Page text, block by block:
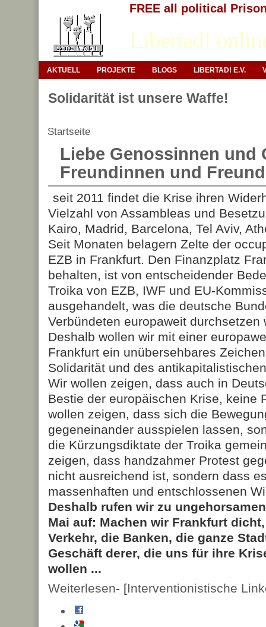
FREE all political
Libertad!
AKTUELL PROJEKTE BLOGS LIBERTAD! E.V.
Solidarität ist unsere Waffe!
Startseite
Liebe Genossinnen und
Freundinnen und
seit 2011 findet die Krise ihren
Vielzahl von Assambleas und
Kairo, Madrid, Barcelona, Tel Aviv,
Seit Monaten belagern Zelte der
EZB in Frankfurt. Den Finanzplatz
behalten, ist von entscheidender
Troika von EZB, IWF und EU-
ausgehandelt, was die deutsche
Verbündeten europaweit durchsetzen
Deshalb wollen wir mit einer
Frankfurt ein unübersehbares
Solidarität und des
Wir wollen zeigen, dass auch in
Bestie der europäischen Krise, keine
wollen zeigen, dass sich die
gegeneinander ausspielen lassen,
die Kürzungsdiktate der Troika
zeigen, dass handzahmer Protest
nicht ausreichend ist, sondern dass
massenhaften und entschlossenen
Deshalb rufen wir zu
Mai auf: Machen wir Frankfurt
Verkehr, die Banken, die ganze
Geschäft derer, die uns für ihre
wollen ...
Weiterlesen- [Interventionistische